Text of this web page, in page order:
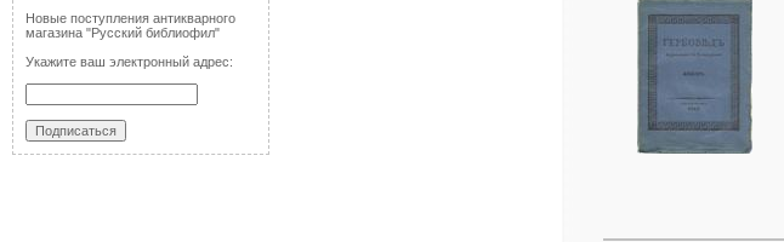
Новые поступления антикварного
магазина "Русский библиофил"
Укажите ваш электронный адрес: